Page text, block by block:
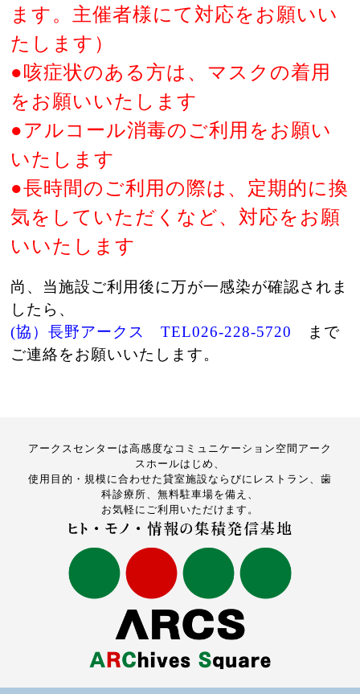
ます。主催者様にて対応をお願いい
たします）
●咳症状のある方は、マスクの着用
をお願いいたします
●アルコール消毒のご利用をお願い
いたします
●長時間のご利用の際は、定期的に換
気をしていただくなど、対応をお願
いいたします
尚、当施設ご利用後に万が一感染が確認されま
したら、
(協）長野アークス TEL026-228-5720
まで
ご連絡をお願いいたします。
アークスセンターは高感度なコミュニケーション空間アーク
スホールはじめ、
使用目的・規模に合わせた貸室施設ならびにレストラン、歯
科診療所、無料駐車場を備え、
お気軽にご利用いただけます。